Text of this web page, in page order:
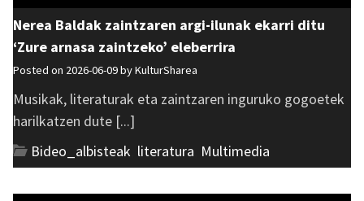
Nerea Baldak zaintzaren argi-ilunak ekarri ditu
‘Zure arnasa zaintzeko’ eleberrira
Posted on 2026-06-09 byKulturSharea
Musikak, literaturak eta zaintzaren inguruko gogoetek
harilkatzen dute [...]
Bideo_albisteak literatura Multimedia